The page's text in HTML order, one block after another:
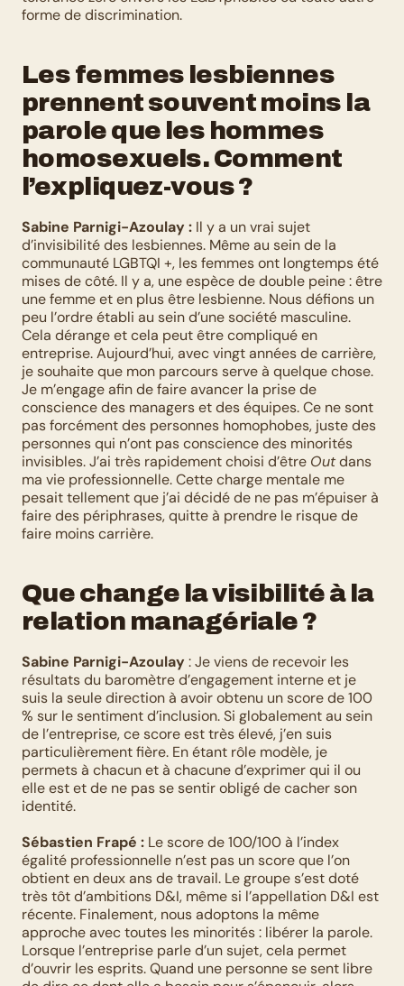
forme de discrimination.
Les femmes lesbiennes
prennent souvent moins la
parole que les hommes
homosexuels. Comment
l’expliquez-vous ?
Sabine Parnigi-Azoulay : Il y a un vrai sujet
d’invisibilité des lesbiennes. Même au sein de la
communauté LGBTQI +, les femmes ont longtemps été
mises de côté. Il y a, une espèce de double peine : être
une femme et en plus être lesbienne. Nous défions un
peu l’ordre établi au sein d’une société masculine.
Cela dérange et cela peut être compliqué en
entreprise. Aujourd’hui, avec vingt années de carrière,
je souhaite que mon parcours serve à quelque chose.
Je m’engage afin de faire avancer la prise de
conscience des managers et des équipes. Ce ne sont
pas forcément des personnes homophobes, juste des
personnes qui n’ont pas conscience des minorités
invisibles. J’ai très rapidement choisi d’être Out dans
ma vie professionnelle. Cette charge mentale me
pesait tellement que j’ai décidé de ne pas m’épuiser à
faire des périphrases, quitte à prendre le risque de
faire moins carrière.
Que change la visibilité à la
relation managériale ?
Sabine Parnigi-Azoulay : Je viens de recevoir les
résultats du baromètre d’engagement interne et je
suis la seule direction à avoir obtenu un score de 100
% sur le sentiment d’inclusion. Si globalement au sein
de l’entreprise, ce score est très élevé, j’en suis
particulièrement fière. En étant rôle modèle, je
permets à chacun et à chacune d’exprimer qui il ou
elle est et de ne pas se sentir obligé de cacher son
identité.
Sébastien Frapé : Le score de 100/100 à l’index
égalité professionnelle n’est pas un score que l’on
obtient en deux ans de travail. Le groupe s’est doté
très tôt d’ambitions D&I, même si l’appellation D&I est
récente. Finalement, nous adoptons la même
approche avec toutes les minorités : libérer la parole.
Lorsque l’entreprise parle d’un sujet, cela permet
d’ouvrir les esprits. Quand une personne se sent libre